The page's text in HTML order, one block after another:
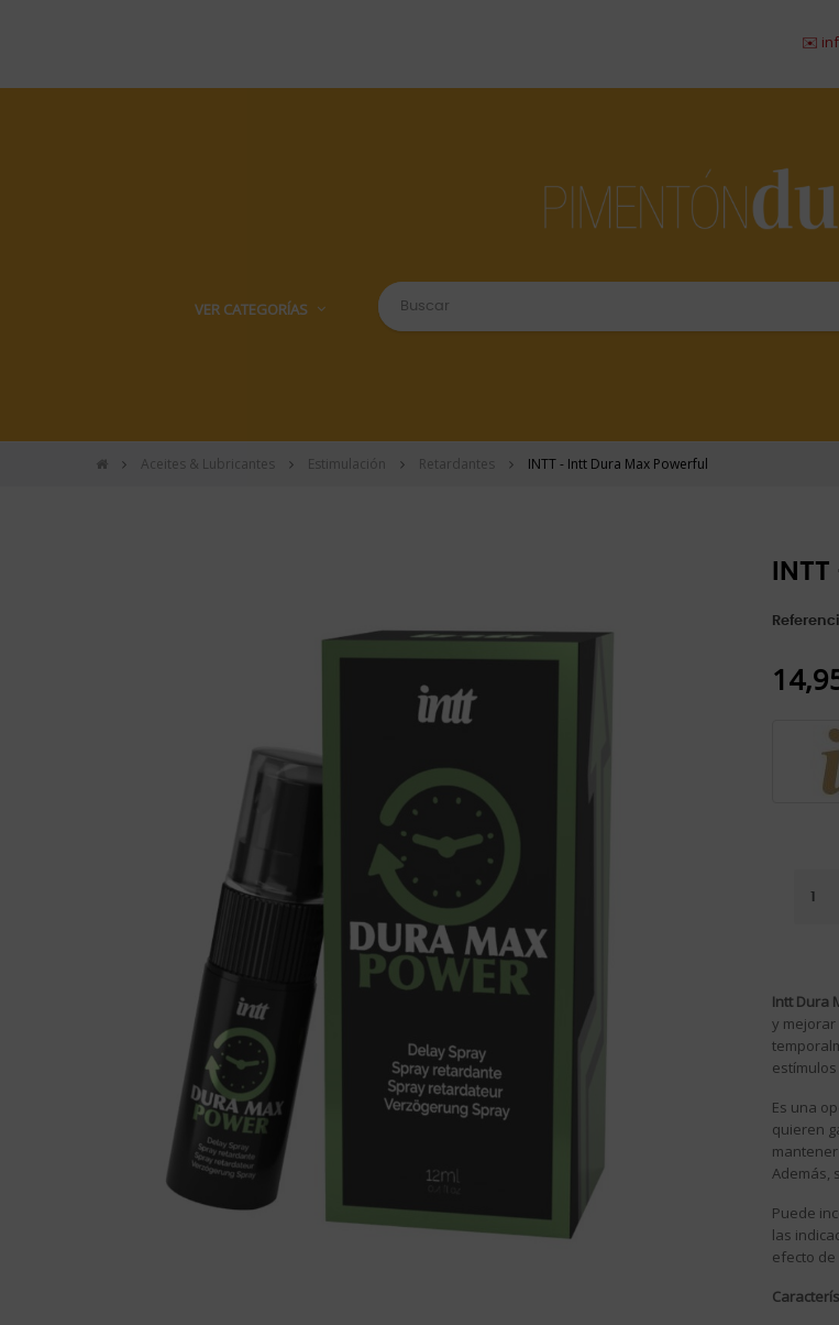
✉️
VER CATEGORÍAS
Aceites & Lubricantes Estimulación Retardantes INTT - Intt Dura Max Powerful
Intt Dura
y
Es una
quieren
Además,
Puede
las
efecto